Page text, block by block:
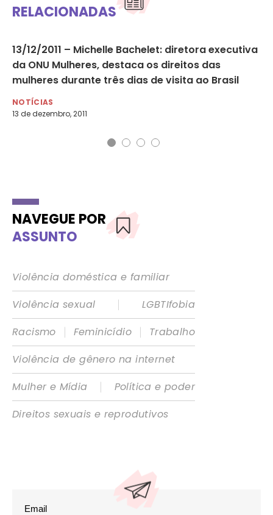
RELACIONADAS
13/12/2011 – Michelle Bachelet: diretora executiva
da ONU Mulheres, destaca os direitos das
mulheres durante três dias de visita ao Brasil
NOTÍCIAS
13 de dezembro, 2011
NAVEGUE POR
ASSUNTO
Violência doméstica e familiar
Violência sexual
|
LGBTIfobia
Racismo
| Feminicídio |
Trabalho
Violência de gênero na internet
Mulher e Mídia
|
Política e poder
Direitos sexuais e reprodutivos